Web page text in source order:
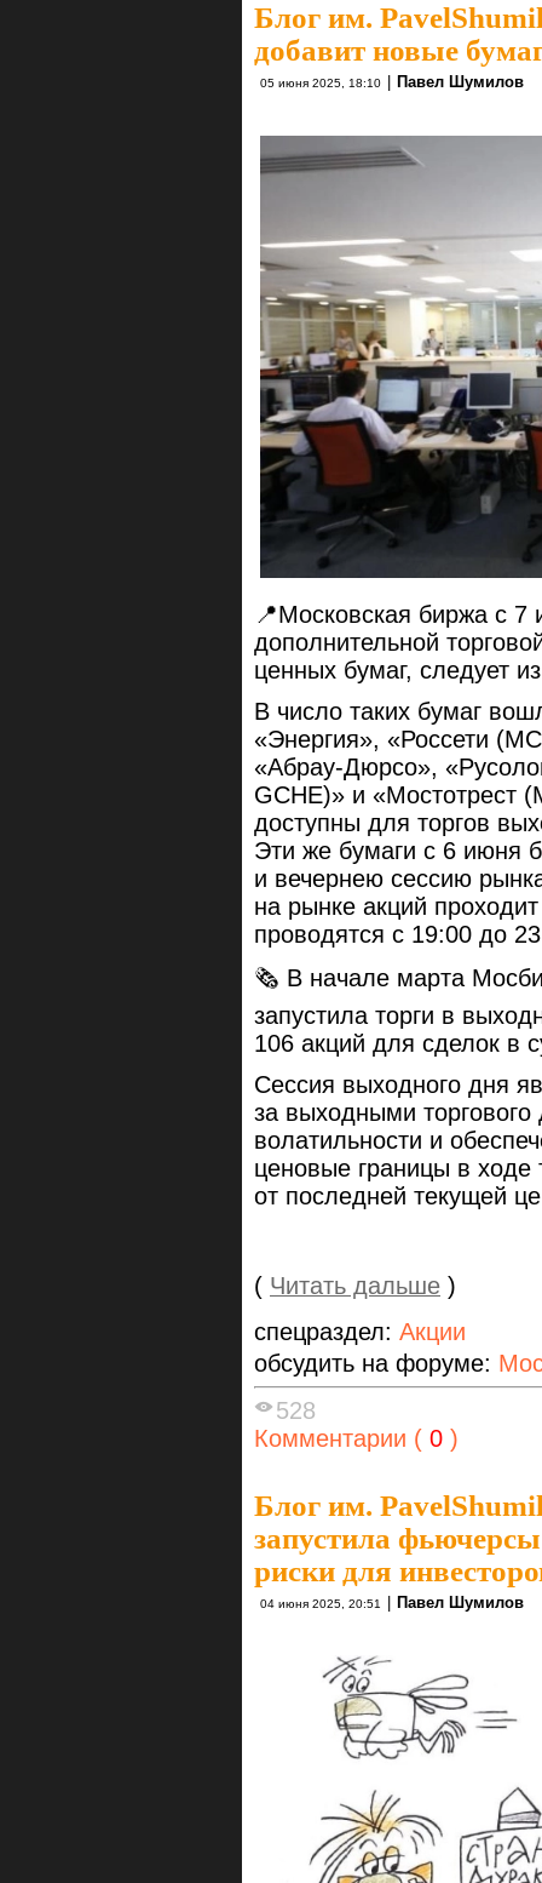
Блог им.
добавит новые
05 июня 2025, 18:10 Павел Шумилов
📍Московская биржа с 7
дополнительной
ценных бумаг, следует
В число таких бумаг
«Энергия», «Россети
«Абрау-Дюрсо»,
GCHE)» и «Мостотрест
доступны для торгов
Эти же бумаги с 6 июня
и вечернею сессию
на рынке акций
проводятся с 19:00 до
🗞 В начале марта
запустила торги в
106 акций для сделок в
Сессия выходного дня
за выходными
волатильности и
ценовые границы в ходе
от последней текущей
( Читать дальше )
спецраздел: Акции
обсудить на форуме:
528
Комментарии ( 0 )
Блог им.
запустила
риски для
04 июня 2025, 20:51 | Павел Шумилов